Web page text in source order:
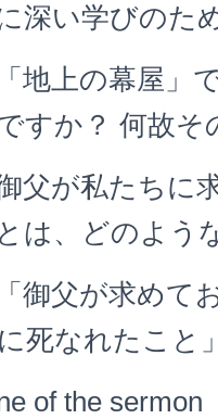
深い学びのた
上の幕屋」
すか？ 何故そ
が私たちに
は、どのよう
父が求めて
死なれたこと
of the sermon